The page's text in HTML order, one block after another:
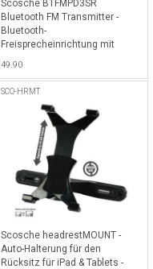
Scosche BTFMPD3SR
Bluetooth FM Transmitter -
Bluetooth-
Freisprecheinrichtung mit
Ladeport - Silber
49.90
SCO-HRMT
Scosche headrestMOUNT -
Auto-Halterung für den
Rücksitz für iPad & Tablets -